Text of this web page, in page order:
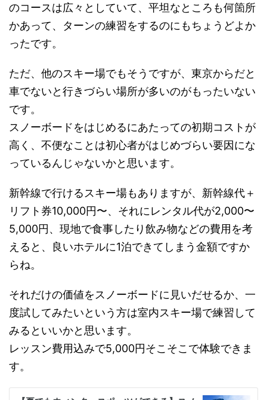
のコースは広々としていて、平坦なところも何箇所
かあって、ターンの練習をするのにもちょうどよか
ったです。
ただ、他のスキー場でもそうですが、東京からだと
車でないと行きづらい場所が多いのがもったいない
です。
スノーボードをはじめるにあたっての初期コストが
高く、不便なことは初心者がはじめづらい要因にな
っているんじゃないかと思います。
新幹線で行けるスキー場もありますが、新幹線代＋
リフト券10,000円〜、それにレンタル代が2,000〜
5,000円、現地で食事したり飲み物などの費用を考
えると、良いホテルに1泊できてしまう金額ですか
らね。
それだけの価値をスノーボードに見いだせるか、一
度試してみたいという方は室内スキー場で練習して
みるといいかと思います。
レッスン費用込みで5,000円そこそこで体験できま
す。